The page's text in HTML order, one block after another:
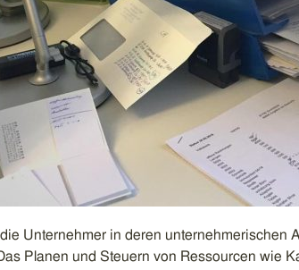
Unternehmer in deren unternehmerischen
Planen und Steuern von Ressourcen wie